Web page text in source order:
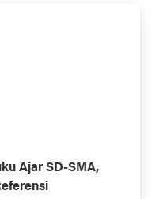
Ajar SD-SMA,